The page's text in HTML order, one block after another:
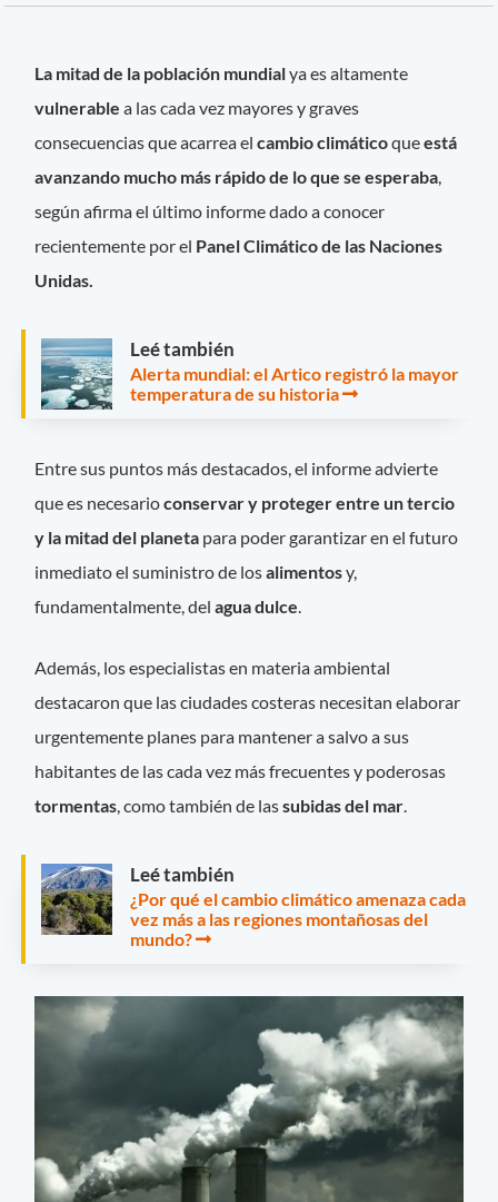
La mitad de la población mundialya es altamente
vulnerable a las cada vez mayores y graves
consecuencias que acarrea elcambio climáticoqueestá
avanzando mucho más rápido de lo que se esperaba
según afirma el último informe dado a conocer
recientemente por el Panel Climático de las Naciones
Unidas.
Leé también
Alerta mundial: el Artico registró la mayor
temperatura de su historia
Entre sus puntos más destacados, el informe advierte
que es necesarioconservar y proteger entre un tercio
y la mitad del planeta para poder garantizar en el futuro
inmediato el suministro de losalimentosy,
fundamentalmente, delagua dulce.
Además, los especialistas en materia ambiental
destacaron que las ciudades costeras necesitan elaborar
urgentemente planes para mantener a salvo a sus
habitantes de las cada vez más frecuentes y poderosas
tormentas, como también de lassubidas del mar.
Leé también
¿Por qué el cambio climático amenaza cada
vez más a las regiones montañosas del
mundo?